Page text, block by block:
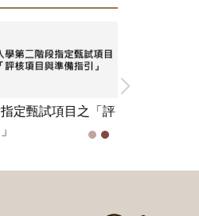
定甄試項目之「評